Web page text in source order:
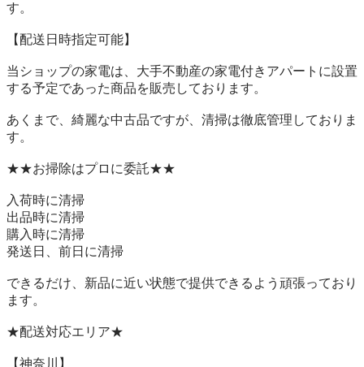
す。
【配送日時指定可能】
当ショップの家電は、大手不動産の家電付きアパートに設置
する予定であった商品を販売しております。
あくまで、綺麗な中古品ですが、清掃は徹底管理しておりま
す。
★★お掃除はプロに委託★★
入荷時に清掃
出品時に清掃
購入時に清掃
発送日、前日に清掃
できるだけ、新品に近い状態で提供できるよう頑張っており
ます。
★配送対応エリア★
【神奈川】